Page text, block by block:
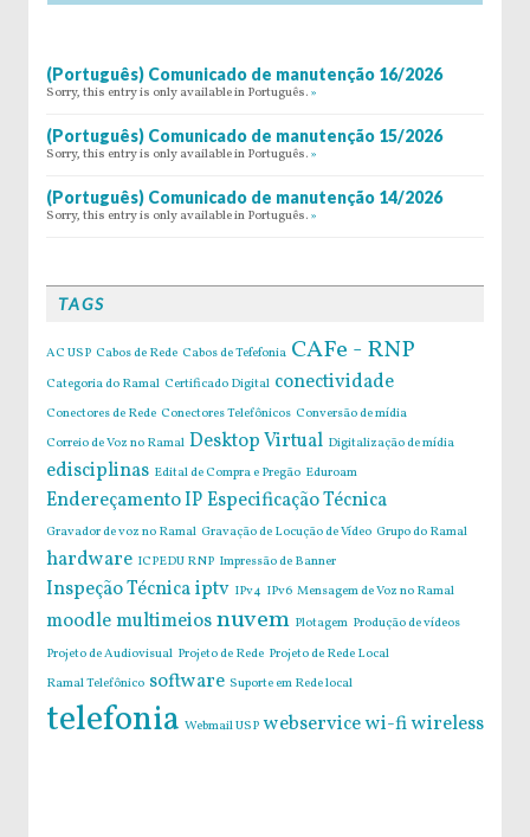
(Português) Comunicado de manutenção 16/2026
Sorry, this entry is only available in Português. »
(Português) Comunicado de manutenção 15/2026
Sorry, this entry is only available in Português. »
(Português) Comunicado de manutenção 14/2026
Sorry, this entry is only available in Português. »
TAGS
AC USP Cabos de Rede Cabos de Tefefonia CAFe - RNP
Categoria do Ramal Certificado Digital conectividade
Conectores de Rede Conectores Telefônicos Conversão de mídia
Correio de Voz no Ramal Desktop Virtual Digitalização de mídia
edisciplinas Edital de Compra e Pregão Eduroam
Endereçamento IPEspecificação Técnica
Gravador de voz no Ramal Gravação de Locução de Vídeo Grupo do Ramal
hardware ICPEDU RNP Impressão de Banner
Inspeção Técnicaiptv IPv4 IPv6 Mensagem de Voz no Ramal
moodlemultimeiosnuvem Plotagem Produção de vídeos
Projeto de Audiovisual Projeto de Rede Projeto de Rede Local
Ramal Telefônico software Suporte em Rede local
telefonia Webmail USP webservicewi-fiwireless